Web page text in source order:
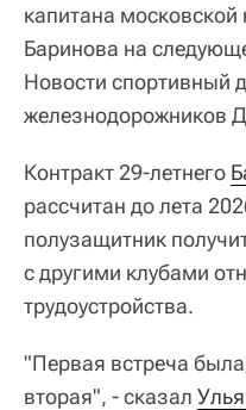
капитана
Баринова на
Новости спортивный
железнодорожников
Контракт 29-летнего
рассчитан до лета
полузащитник
с другими клубами
трудоустройства.
"Первая встреча
вторая", - сказал